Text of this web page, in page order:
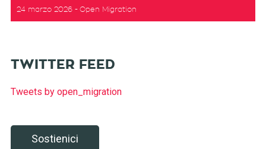
24 marzo 2026 Open Migration
TWITTER FEED
Tweets by open_migration
Sostienici